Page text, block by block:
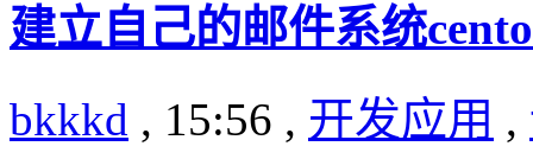
建立自己的邮件系统
bkkkd , 15:56 , 开发应用 ,